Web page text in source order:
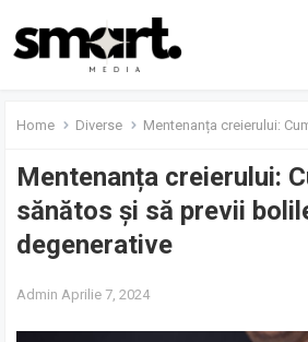
Home Diverse Mentenanța creierului: Cum să îl ții
Mentenanța creierului:
sănătos și să previi
degenerative
Admin Aprilie 7, 2024